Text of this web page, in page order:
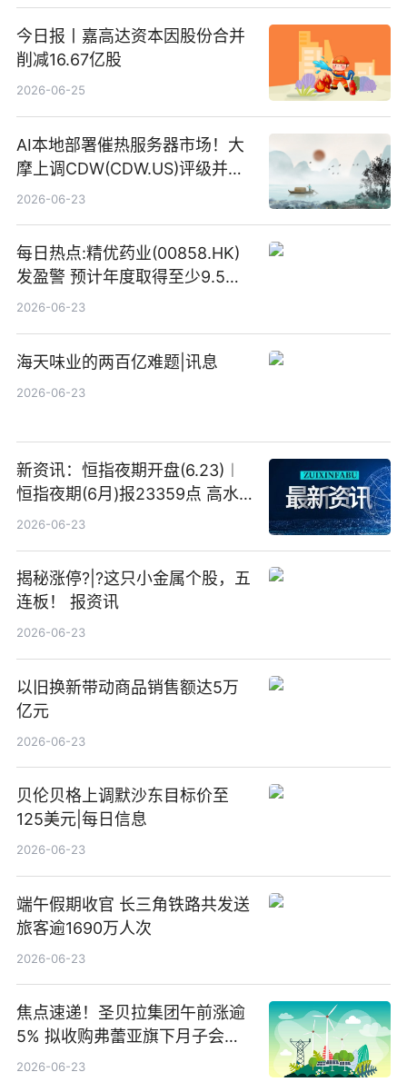
今日报丨嘉高达资本因股份合并
削减16.67亿股
2026-06-25
AI本地部署催热服务器市场！大
摩上调CDW(CDW.US)评级并看
高IBM(IBM.US)戴尔(DELL.US)
2026-06-23
每日热点:精优药业(00858.HK)
发盈警 预计年度取得至少9.5亿
港元的亏损 同比盈转亏
2026-06-23
海天味业的两百亿难题|讯息
2026-06-23
新资讯：恒指夜期开盘(6.23)︱
恒指夜期(6月)报23359点 高水
23点
2026-06-23
揭秘涨停?|?这只小金属个股，五
连板！ 报资讯
2026-06-23
以旧换新带动商品销售额达5万
亿元
2026-06-23
贝伦贝格上调默沙东目标价至
125美元|每日信息
2026-06-23
端午假期收官 长三角铁路共发送
旅客逾1690万人次
2026-06-23
焦点速递！圣贝拉集团午前涨逾
5% 拟收购弗蕾亚旗下月子会所
业务少数股权
2026-06-23